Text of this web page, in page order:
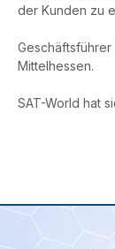
der Kunden zu
Geschäftsführer
Mittelhessen.
SAT-World hat